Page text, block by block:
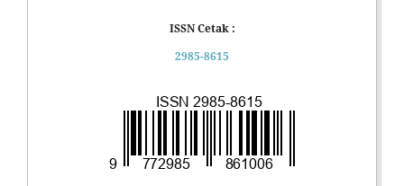
ISSN Cetak :
2985-8615